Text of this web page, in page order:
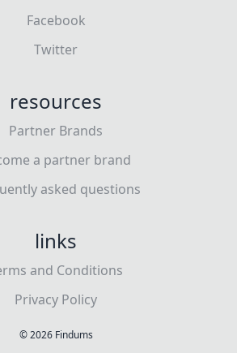
Facebook
Twitter
resources
Partner Brands
a partner brand
asked questions
links
and Conditions
Privacy Policy
©2026Findums